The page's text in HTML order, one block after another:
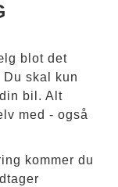
blot det
skal kun
bil. Alt
med - også
kommer du